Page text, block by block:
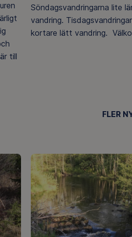
till
Söndagsvandringarna lite
vandring.
kortare lätt vandring.
FLER